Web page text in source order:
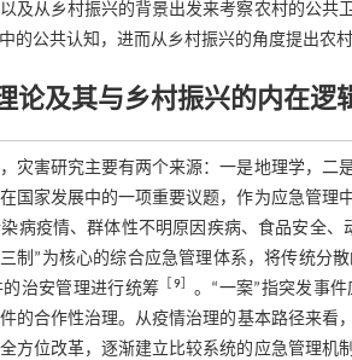
及从乡村振兴的背景出发来考察农村的公
的公共认知，进而从乡村振兴的角度提出农
论及其与乡村振兴的内在逻
灾害研究主要有两个来源：一是地理学，二
国家发展中的一项重要议题，作为应急管
病疫情、群体性不明原因疾病、食品安全
制”为核心的综合应急管理体系，将传统分
治安管理进行统筹
9］ 。“一案”指突发事
的合作性治理。从疫情治理的基本路径来看
方位改革，逐渐建立比较系统的应急管理